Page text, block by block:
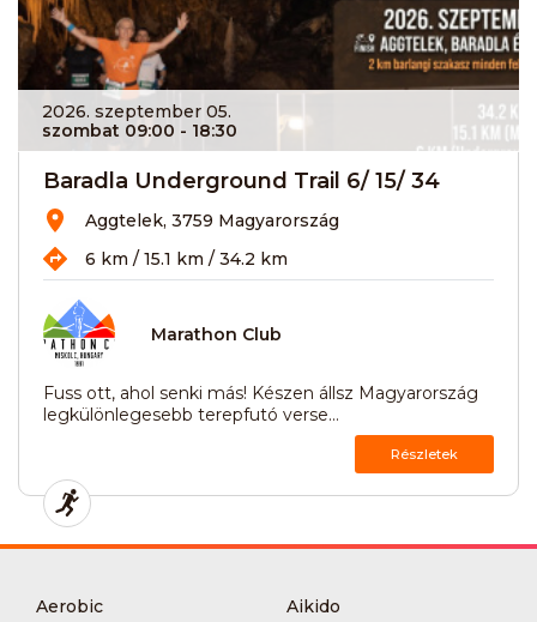
2026. szeptember 05.
szombat 09:00 - 18:30
Baradla Underground Trail 6/ 15/ 34
Aggtelek, 3759 Magyarország
6 km / 15.1 km / 34.2 km
Marathon Club
Fuss ott, ahol senki más! Készen állsz Magyarország
legkülönlegesebb terepfutó verse...
Részletek
Aerobic
Aikido